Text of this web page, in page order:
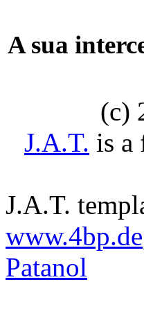
A sua
(c)
J.A.T. is a
J.A.T.
www.4bp.de
Patanol